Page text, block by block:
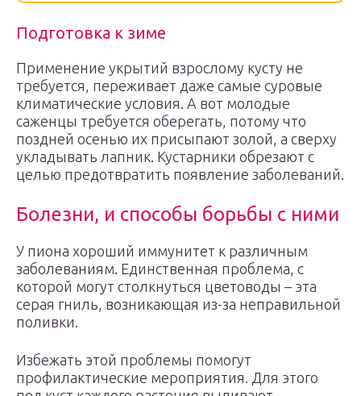
Подготовка к зиме
Применение укрытий взрослому кусту не
требуется, переживает даже самые суровые
климатические условия. А вот молодые
саженцы требуется оберегать, потому что
поздней осенью их присыпают золой, а сверху
укладывать лапник. Кустарники обрезают с
целью предотвратить появление заболеваний.
Болезни, и способы борьбы с ними
У пиона хороший иммунитет к различным
заболеваниям. Единственная проблема, с
которой могут столкнуться цветоводы – эта
серая гниль, возникающая из-за неправильной
поливки.
Избежать этой проблемы помогут
профилактические мероприятия. Для этого